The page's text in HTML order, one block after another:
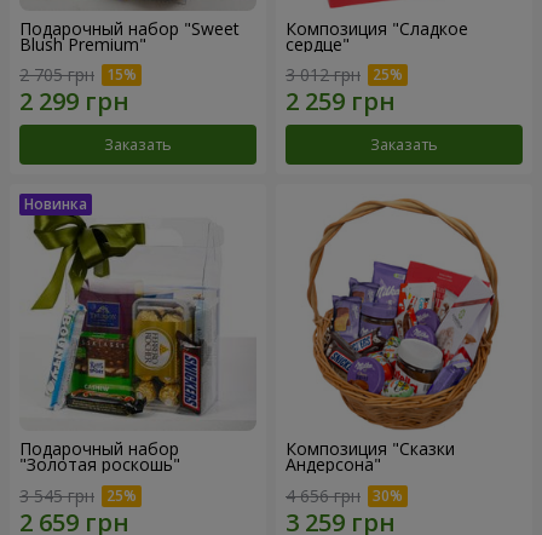
Подарочный набор "Sweet
Blush Premium"
2 705 грн
Заказать
Композиция "Сладкое
сердце"
3 012 грн
Заказать
Подарочный набор
"Золотая роскошь"
3 545 грн
Композиция "Сказки
Андерсона"
4 656 грн